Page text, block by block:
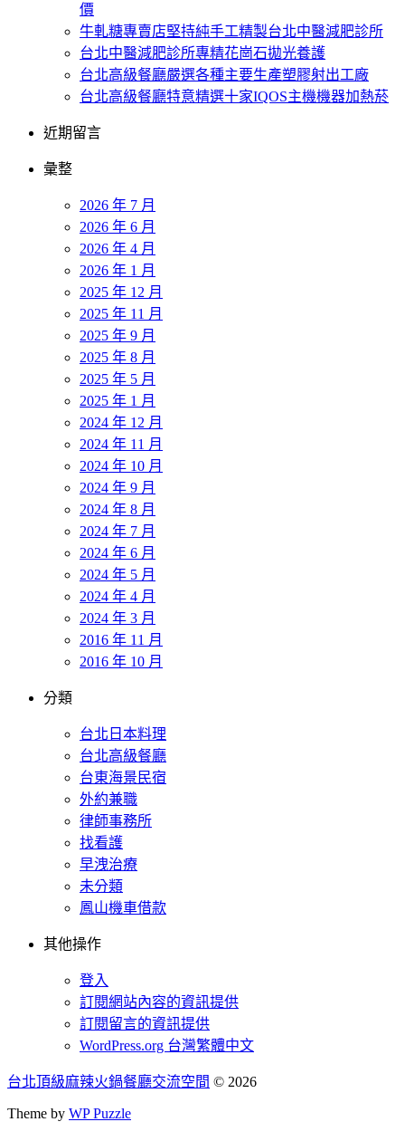
價
牛軋糖專賣店堅持純手工精製台北中醫減肥診所
台北中醫減肥診所專精花崗石拋光養護
台北高級餐廳嚴選各種主要生產塑膠射出工廠
台北高級餐廳特意精選十家IQOS主機機器加熱菸
近期留言
彙整
2026 年 7 月
2026 年 6 月
2026 年 4 月
2026 年 1 月
2025 年 12 月
2025 年 11 月
2025 年 9 月
2025 年 8 月
2025 年 5 月
2025 年 1 月
2024 年 12 月
2024 年 11 月
2024 年 10 月
2024 年 9 月
2024 年 8 月
2024 年 7 月
2024 年 6 月
2024 年 5 月
2024 年 4 月
2024 年 3 月
2016 年 11 月
2016 年 10 月
分類
台北日本料理
台北高級餐廳
台東海景民宿
外約兼職
律師事務所
找看護
早洩治療
未分類
鳳山機車借款
其他操作
登入
訂閱網站內容的資訊提供
訂閱留言的資訊提供
WordPress.org 台灣繁體中文
台北頂級麻辣火鍋餐廳交流空間 © 2026
Theme by WP Puzzle